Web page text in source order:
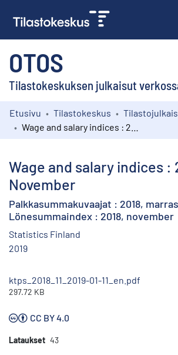
OTOS
Tilastokeskuksen julkaisut
Kokoelmat
Etusivu Tilastokeskus
Wage and salary indices :
November
Palkkasummakuvaajat : 2018,
Lönesummaindex : 2018, november
Statistics Finland
2019
ktps_2018_11_2019-01-11_en.pdf
297.72 KB
CC BY 4.0
Lataukset 43